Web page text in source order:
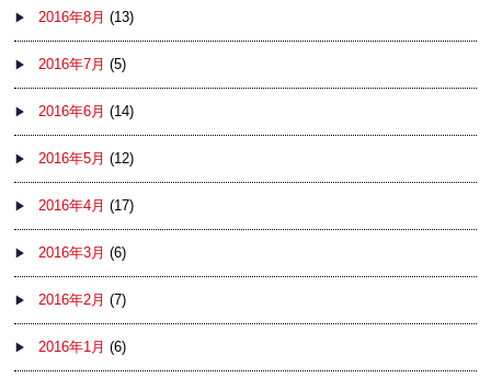
2016年8月 (13)
2016年7月 (5)
2016年6月 (14)
2016年5月 (12)
2016年4月 (17)
2016年3月 (6)
2016年2月 (7)
2016年1月 (6)